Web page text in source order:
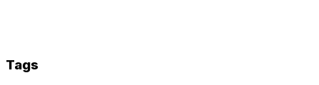
Tags